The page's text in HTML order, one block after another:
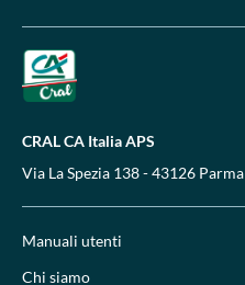
CRAL CA Italia APS
Via La Spezia 138 - 43126 Parma
Manuali utenti
Chi siamo